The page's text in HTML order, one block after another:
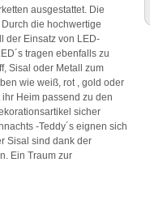
ausgestattet. Die
die hochwertige
der Einsatz von LED-
tragen ebenfalls zu
Sisal oder Metall zum
wie weiß, rot , gold oder
Heim passend zu den
sicher
-Teddy´s eignen sich
Sisal sind dank der
Ein Traum zur